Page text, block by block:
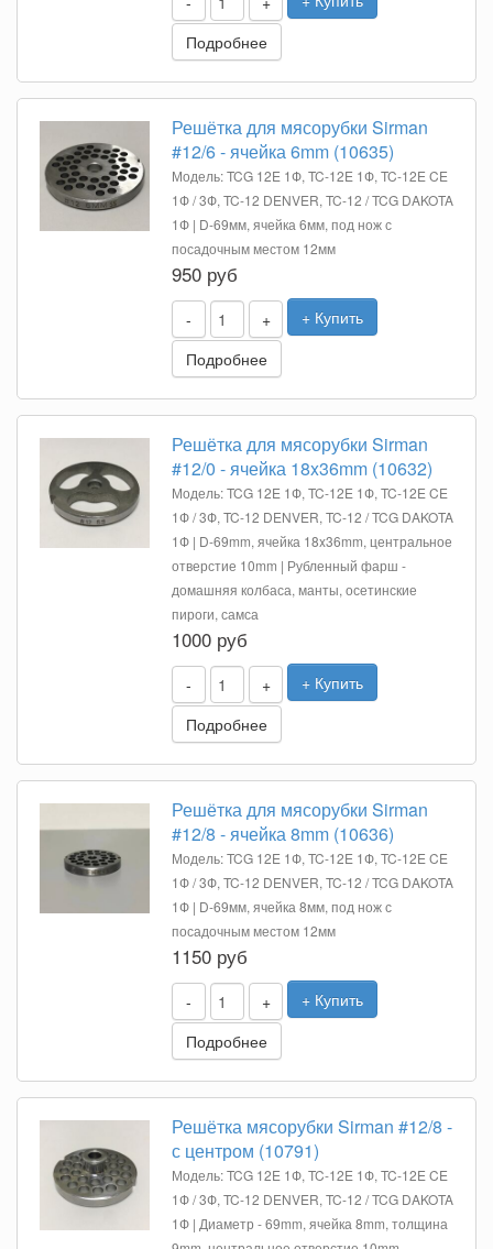
Подробнее
Решётка для мясорубки Sirman
#12/6 - ячейка 6mm (10635)
Модель: TCG 12E 1Ф, TC-12E 1Ф, TC-12E CE
1Ф / 3Ф, TC-12 DENVER, TC-12 / TCG DAKOTA
1Ф | D-69мм, ячейка 6мм, под нож с
посадочным местом 12мм
950 руб
- +
+ Купить
Подробнее
Решётка для мясорубки Sirman
#12/0 - ячейка 18x36mm (10632)
Модель: TCG 12E 1Ф, TC-12E 1Ф, TC-12E CE
1Ф / 3Ф, TC-12 DENVER, TC-12 / TCG DAKOTA
1Ф | D-69mm, ячейка 18x36mm, центральное
отверстие 10mm | Рубленный фарш -
домашняя колбаса, манты, осетинские
пироги, самса
1000 руб
- +
+ Купить
Подробнее
Решётка для мясорубки Sirman
#12/8 - ячейка 8mm (10636)
Модель: TCG 12E 1Ф, TC-12E 1Ф, TC-12E CE
1Ф / 3Ф, TC-12 DENVER, TC-12 / TCG DAKOTA
1Ф | D-69мм, ячейка 8мм, под нож с
посадочным местом 12мм
1150 руб
- +
+ Купить
Подробнее
Решётка мясорубки Sirman #12/8 -
с центром (10791)
Модель: TCG 12E 1Ф, TC-12E 1Ф, TC-12E CE
1Ф / 3Ф, TC-12 DENVER, TC-12 / TCG DAKOTA
1Ф | Диаметр - 69mm, ячейка 8mm, толщина